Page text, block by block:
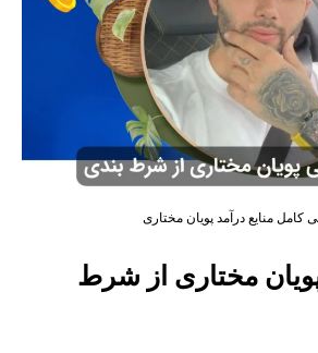
کامل منایع درآمد پویان مختاری
مختاری از شرط